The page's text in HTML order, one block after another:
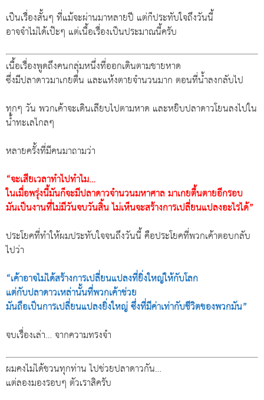
เป็นเรื่องสั้นๆ ที่แม้จะผ่านมาหลายปี แต่ก็ประทับใจถึงวันนี้
อาจจำไม่ได้เป๊ะๆ แต่เนื้อเรื่องเป็นประมาณนี้ครับ
เนื้อเรื่องพูดถึงคนกลุ่มหนึ่งที่ออกเดินตามชายหาด
ซึ่งมีปลาดาวมาเกยตื่น และแห้งตายจำนวนมาก ตอนที่น้ำลงกลับไป
ทุกๆ วัน พวกเค้าจะเดินเลียบไปตามหาด และหยิบปลาดาวโยนลงไปใน
น้ำทะเลไกลๆ
หลายครั้งที่มีคนมาถามว่า
“จะเสียเวลาทำไปทำไม…
ในเมื่อพรุ่งนี้มันก็จะมีปลาดาวจำนวนมหาศาล มาเกยตื้นตายอีกรอบ
มันเป็นงานที่ไม่มีวันจบวันสิ้น ไม่เห็นจะสร้างการเปลี่ยนแปลงอะไรได้”
ประโยคที่ทำให้ผมประทับใจจนถึงวันนี้ คือประโยคที่พวกเค้าตอบกลับ
ไปว่า
“เค้าอาจไม่ได้สร้างการเปลี่ยนแปลงที่ยิ่งใหญ่ให้กับโลก
แต่กับปลาดาวเหล่านั้นที่พวกเค้าช่วย
มันถือเป็นการเปลี่ยนแปลงยิ่งใหญ่ ซึ่งที่มีค่าเท่ากับชีวิตของพวกมัน”
จบเรื่องเล่า… จากความทรงจำ
ผมคงไม่ได้ชวนทุกท่าน ไปช่วยปลาดาวกัน…
แต่ลองมองรอบๆ ตัวเราสิครับ